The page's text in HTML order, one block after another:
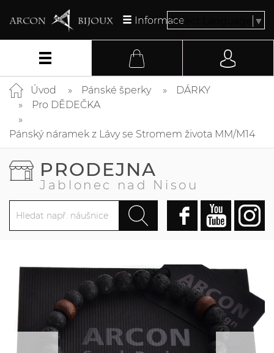
InformaceSelect Language ▼
Úvod Pánské šperky
DÁRKY
Pro DĚDEČKA
Pánský náramek z Lávy se Stromem života MM/M14
PRODEJNA
Jablonec nad Nisou